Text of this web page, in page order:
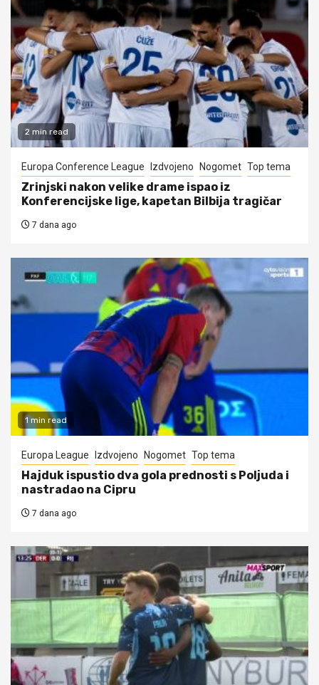
2 min read
Europa Conference League Izdvojeno Nogomet Top tema
Zrinjski nakon velike drame ispao iz
Konferencijske lige, kapetan Bilbija tragičar
7 dana ago
1 min read
Europa League Izdvojeno Nogomet Top tema
Hajduk ispustio dva gola prednosti s Poljuda i
nastradao na Cipru
7 dana ago